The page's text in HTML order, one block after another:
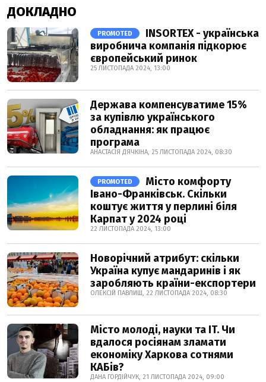
ДОКЛАДНО
PROMOTED
INSORTEX - українська
виробнича компанія підкорює
європейський ринок
25 ЛИСТОПАДА 2024, 13:00
Держава компенсуватиме 15%
за купівлю українського
обладнання: як працює
програма
АНАСТАСІЯ ДЯЧКІНА, 25 ЛИСТОПАДА 2024, 08:30
PROMOTED
Місто комфорту
Івано-Франківськ. Скільки
коштує життя у перлині біля
Карпат у 2024 році
22 ЛИСТОПАДА 2024, 13:00
Новорічний атрибут: скільки
Україна купує мандаринів і як
заробляють країни-експортери
ОЛЕКСІЙ ПАВЛИШ, 22 ЛИСТОПАДА 2024, 08:30
Місто молоді, науки та IT. Чи
вдалося росіянам зламати
економіку Харкова сотнями
КАБів?
ДАНА ГОРДІЙЧУК, 21 ЛИСТОПАДА 2024, 09:00